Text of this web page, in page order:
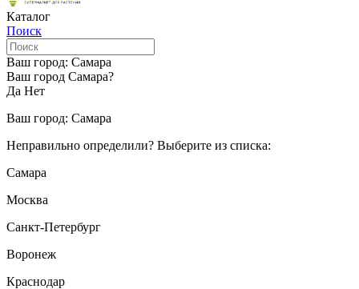
Каталог
Поиск
Ваш город: Самара
Ваш город Самара?
Да Нет
Ваш город: Самара
Неправильно определили? Выберите из списка:
Самара
Москва
Санкт-Петербург
Воронеж
Краснодар